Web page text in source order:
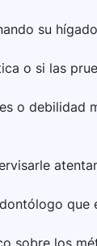
su
o si las
o debilidad
que